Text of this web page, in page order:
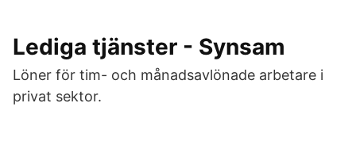
Lediga tjänster - Synsam
Löner för tim- och månadsavlönade arbetare i
privat sektor.